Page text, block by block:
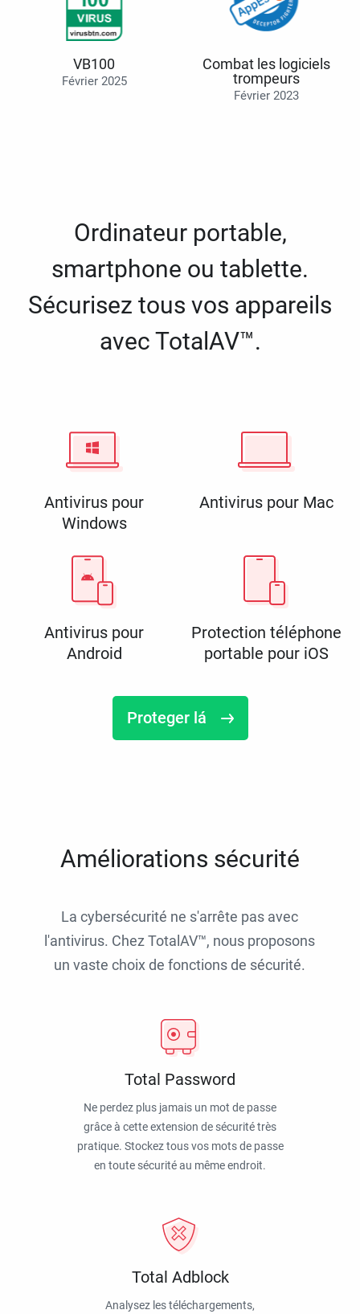
VB100
Février 2025
Combat les logiciels
trompeurs
Février 2023
Ordinateur portable,
smartphone ou tablette.
Sécurisez tous vos appareils
avec TotalAV™.
Antivirus pour
Windows
Antivirus pour Mac
Antivirus pour
Android
Protection téléphone
portable pour iOS
Proteger lá
Améliorations sécurité
La cybersécurité ne s'arrête pas avec
l'antivirus. Chez TotalAV™, nous proposons
un vaste choix de fonctions de sécurité.
Total Password
Ne perdez plus jamais un mot de passe
grâce à cette extension de sécurité très
pratique. Stockez tous vos mots de passe
en toute sécurité au même endroit.
Total Adblock
Analysez les téléchargements,